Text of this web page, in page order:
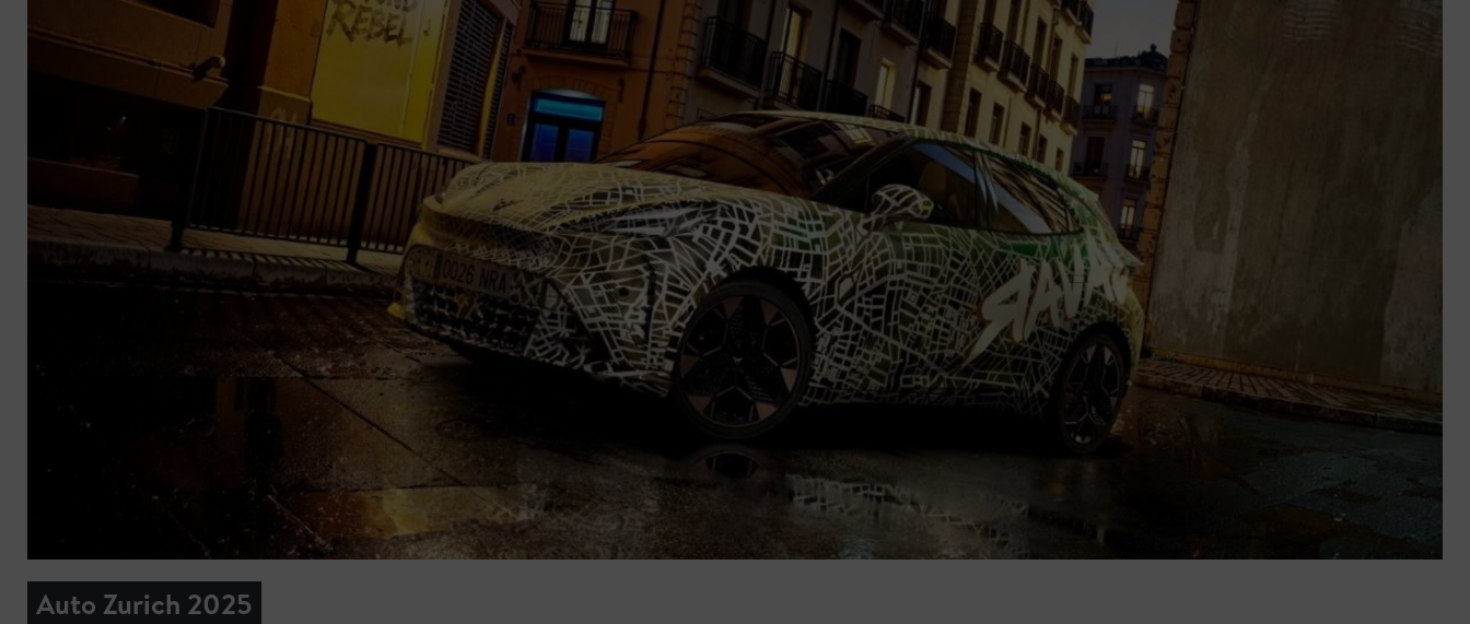
Auto Zurich 2025